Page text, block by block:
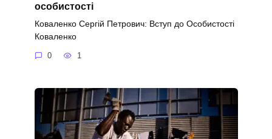
особистості
Коваленко Сергій Петрович: Вступ до Особистості
Коваленко
0 1